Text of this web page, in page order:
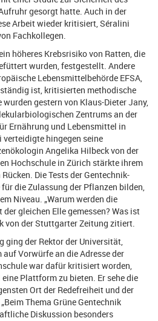
gesorgt hatte. Auch in der
Arbeit wieder kritisiert, Séralini
Fachkollegen.
höheres Krebsrisiko von Ratten, die
wurden, festgestellt. Andere
Lebensmittelbehörde EFSA,
ist, kritisierten methodische
gestern von Klaus-Dieter Jany,
Zentrums an der
Ernährung und Lebensmittel in
hingegen seine
Angelika Hilbeck von der
Hochschule in Zürich stärkte ihrem
Die Tests der Gentechnik-
die Zulassung der Pflanzen bilden,
Niveau. „Warum werden die
gleichen Elle gemessen? Was ist
von der Stuttgarter Zeitung zitiert.
ging der Rektor der Universität,
Vorwürfe an die Adresse der
war dafür kritisiert worden,
Plattform zu bieten. Er sehe die
Ort der Redefreiheit und der
Thema Grüne Gentechnik
Diskussion besonders